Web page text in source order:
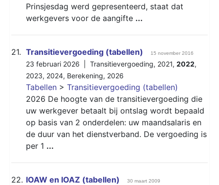
Prinsjesdag werd gepresenteerd, staat dat
werkgevers voor de aangifte ...
21. Transitievergoeding (tabellen) 15 november 2016
23 februari 2026 | Transitievergoeding, 2021, 2022,
2023, 2024, Berekening, 2026
Tabellen > Transitievergoeding (tabellen)
2026 De hoogte van de transitievergoeding die
uw werkgever betaalt bij ontslag wordt bepaald
op basis van 2 onderdelen: uw maandsalaris en
de duur van het dienstverband. De vergoeding is
per 1 ...
22. IOAW en IOAZ (tabellen) 30 maart 2009